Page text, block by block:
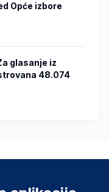
Opće izbore
glasanje iz
48.074